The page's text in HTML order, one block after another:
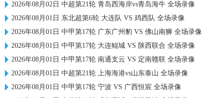
2026年08月02日 中超第21轮 青岛西海岸vs青岛海牛 全场录像
2026年08月01日 东北超第6轮 大连队 VS 鸡西队 全场录像
2026年08月01日 中甲第17轮 广东广州豹 VS 佛山南狮 全场录像
2026年08月01日 中甲第17轮 大连鲲城 VS 陕西联合 全场录像
2026年08月01日 中甲第17轮 南通支云 VS 定南赣联 全场录像
2026年08月01日 中超第21轮 上海海港vs山东泰山 全场录像
2026年08月01日 中甲第17轮 宁波 VS 广西恒宸 全场录像